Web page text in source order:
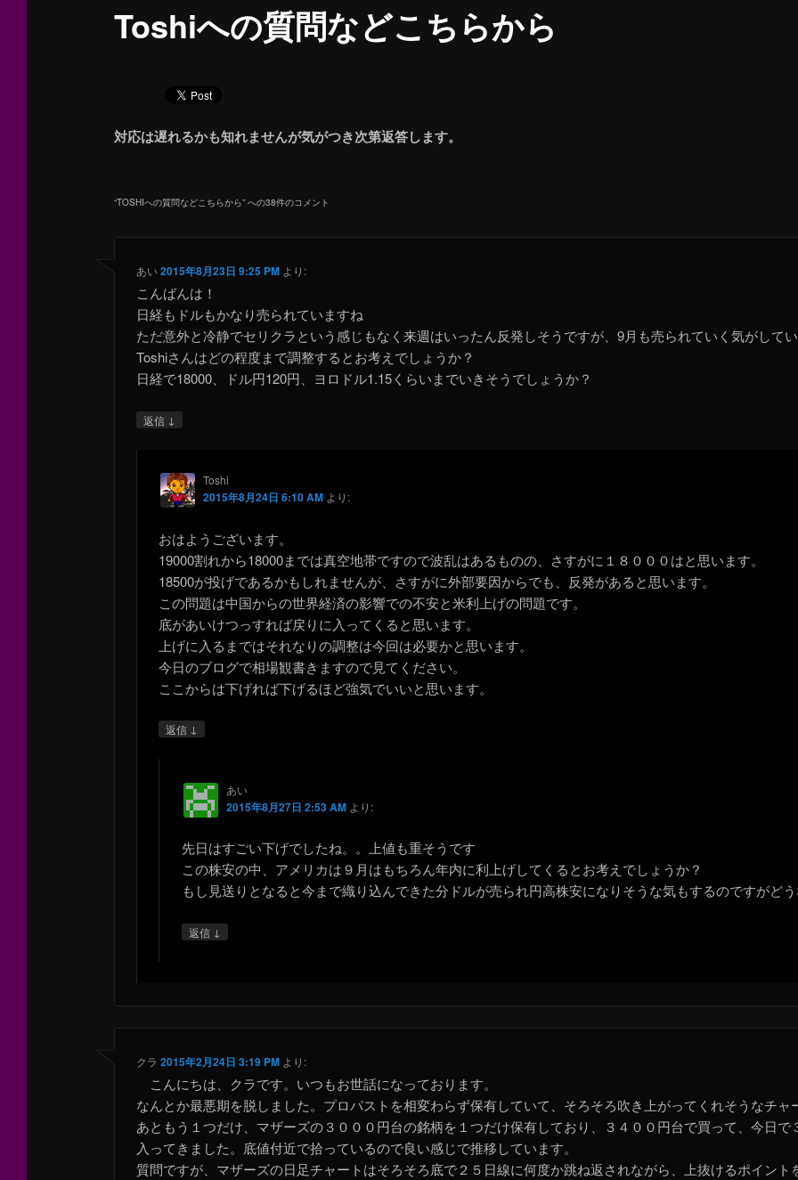
Toshiへの質問などこちらから
対応は遅れるかも知れませんが気がつき次第返答します。
“TOSHIへの質問などこちらから” への38件のコメント
あい2015年8月23日 9:25 PM より:
こんばんは！
日経もドルもかなり売られていますね
ただ意外と冷静でセリクラという感じもなく来週はいったん反発しそうですが、9月も売られていく気がして
Toshiさんはどの程度まで調整するとお考えでしょうか？
日経で18000、ドル円120円、ヨロドル1.15くらいまでいきそうでしょうか？
返信 ↓
Toshi
2015年8月24日 6:10 AM より:
おはようございます。
19000割れから18000までは真空地帯ですので波乱はあるものの、さすがに１８０００はと思います。
18500が投げであるかもしれませんが、さすがに外部要因からでも、反発があると思います。
この問題は中国からの世界経済の影響での不安と米利上げの問題です。
底があいけつっすれば戻りに入ってくると思います。
上げに入るまではそれなりの調整は今回は必要かと思います。
今日のブログで相場観書きますので見てください。
ここからは下げれば下げるほど強気でいいと思います。
返信 ↓
あい
2015年8月27日 2:53 AM より:
先日はすごい下げでしたね。。上値も重そうです
この株安の中、アメリカは９月はもちろん年内に利上げしてくるとお考えでしょうか？
もし見送りとなると今まで織り込んできた分ドルが売られ円高株安になりそうな気もするのですがど
返信 ↓
クラ 2015年2月24日 3:19 PM より:
こんにちは、クラです。いつもお世話になっております。
なんとか最悪期を脱しました。プロパストを相変わらず保有していて、そろそろ吹き上がってくれそうなチャ
あともう１つだけ、マザーズの３０００円台の銘柄を１つだけ保有しており、３４００円台で買って、今日
入ってきました。底値付近で拾っているので良い感じで推移しています。
質問ですが、マザーズの日足チャートはそろそろ底で２５日線に何度か跳ね返されながら、上抜けるポイン